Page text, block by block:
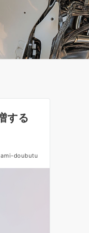
する
doubutu